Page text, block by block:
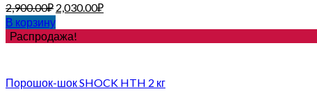
2,900.00₽ 2,030.00₽
В корзину
Распродажа!
Порошок-шок SHOCK HTH 2 кг